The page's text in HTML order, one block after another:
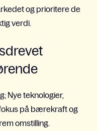
og prioritere de
verdi.
Nye teknologier,
på bærekraft og
omstilling.